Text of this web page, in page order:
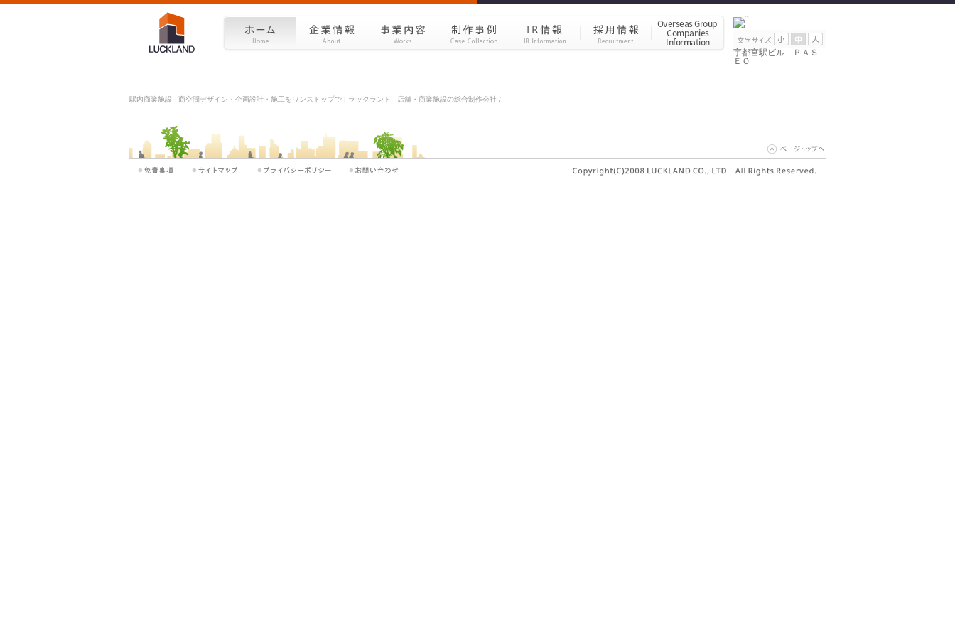
宇都宮駅ビル ＰＡＳ
ＥＯ
駅内商業施設 - 商空間デザイン・企画設計・施工をワンストップで | ラックランド - 店舗・商業施設の総合制作会社 /